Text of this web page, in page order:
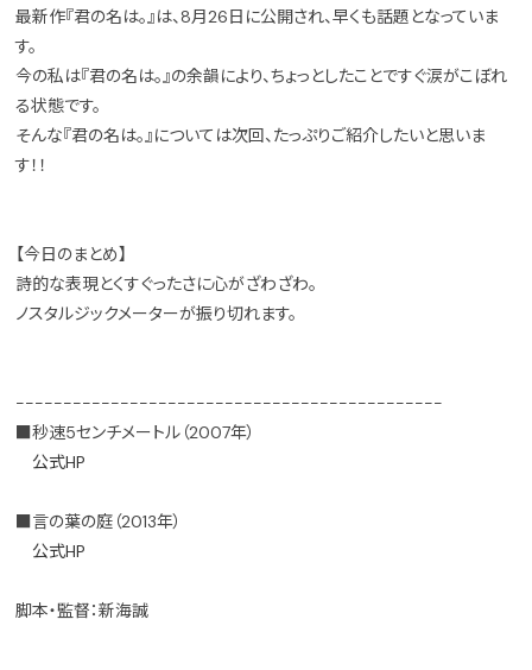
最新作『君の名は。』は、8月26日に公開され、早くも話題となっていま
す。
今の私は『君の名は。』の余韻により、ちょっとしたことですぐ涙がこぼれ
る状態です。
そんな『君の名は。』については次回、たっぷりご紹介したいと思いま
す！！
【今日のまとめ】
詩的な表現とくすぐったさに心がざわざわ。
ノスタルジックメーターが振り切れます。
---------------------------------------------
■秒速5センチメートル（2007年）
公式HP
■言の葉の庭（2013年）
公式HP
脚本・監督：新海誠